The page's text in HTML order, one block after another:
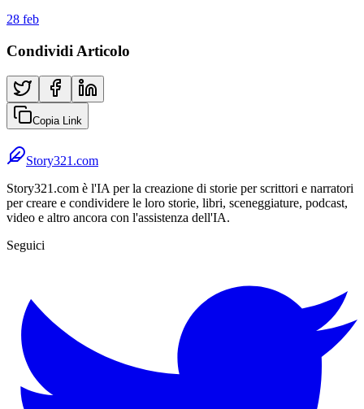
28 feb
Condividi Articolo
Copia Link
Story321.com
Story321.com è l'IA per la creazione di storie per scrittori e narratori
per creare e condividere le loro storie, libri, sceneggiature, podcast,
video e altro ancora con l'assistenza dell'IA.
Seguici